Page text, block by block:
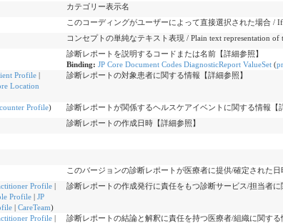
カテゴリー表示名
このコーディングがユーザーによって直接選択された場合 / If
コンセプトの単純なテキスト表現 / Plain text representation of
診断レポートを説明するコードまたは名前【詳細参照】
Binding: JP Core Document Codes DiagnosticReport ValueSet(
Profile|
Location
診断レポートの対象患者に関する情報【詳細参照】
Profile)
診断レポートが関係するヘルスケアイベントに関する情報【
診断レポートの作成日時【詳細参照】
このバージョンの診断レポートが医療者に提供/確定された日
Profile|
Profile| JP
| CareTeam)
診断レポートの作成発行に責任をもつ診断サービス/担当者に
Profile|
診断レポートの結論と解釈に責任を持つ医療者/組織に関する